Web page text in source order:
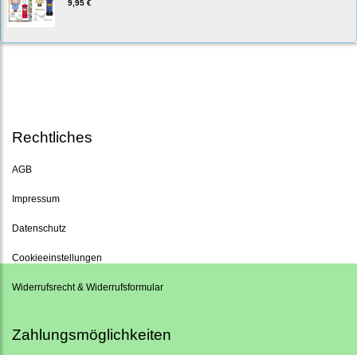
9,95 €
Rechtliches
AGB
Impressum
Datenschutz
Cookieeinstellungen
Widerrufsrecht & Widerrufsformular
Zahlungsmöglichkeiten